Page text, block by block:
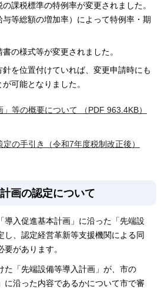
課税標準の特例率が変更されました。
与等総額の増加率）によって特例率・期
の様式等が変更されました。
を位置付けていれば、変更申請時にも
可能となりました。
」等の概要について （PDF 963.4KB）
の手引き（令和7年度税制改正後）
画の認定について
導入促進基本計画」に沿った「先端設
し、認定経営革新等支援機関による同
があります。
た「先端設備等導入計画」が、市の
に沿った内容であるかについて市で審